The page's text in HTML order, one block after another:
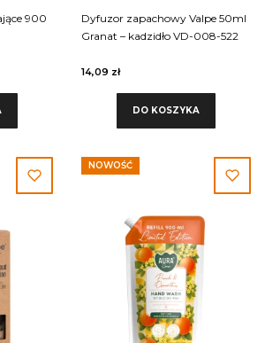
900
Dyfuzor zapachowy Valpe 50ml
Granat – kadzidło VD-008-522
14,09 zł
DO KOSZYKA
NOWOŚĆ